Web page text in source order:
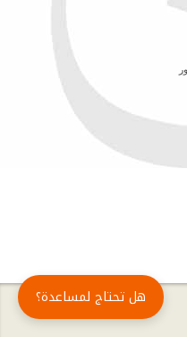
هل تحتاج لمساعدة؟